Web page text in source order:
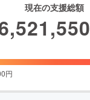
現在の支援総額
円